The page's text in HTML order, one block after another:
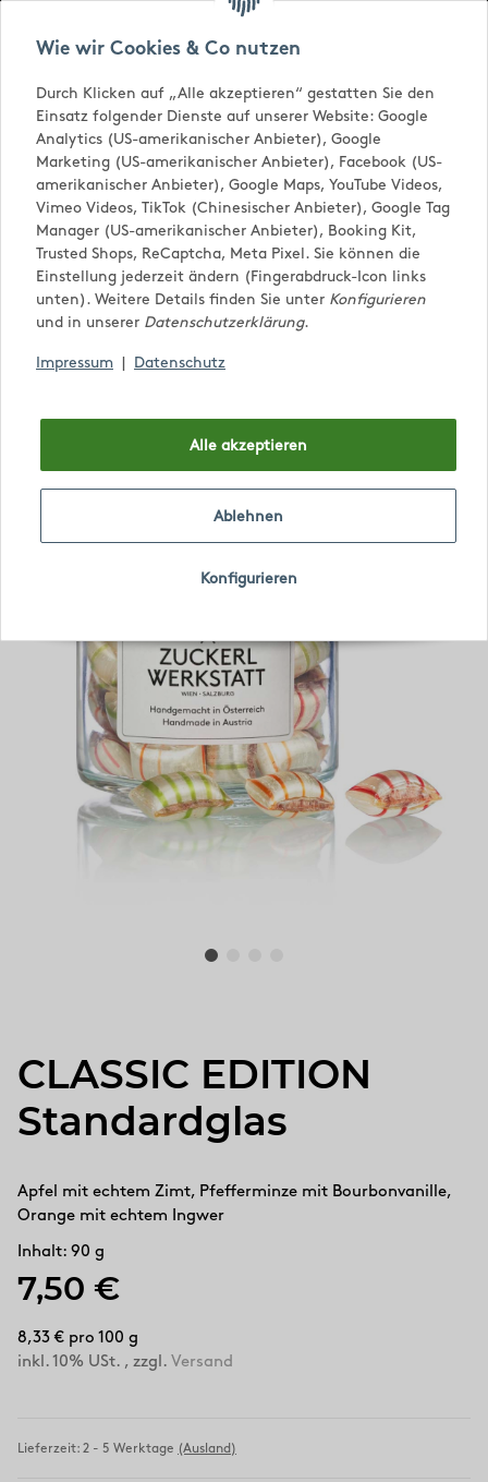
Versandkostenfrei ab € 65,-
0,00 €
CLASSIC EDITION
Standardglas
Apfel mit echtem Zimt, Pfefferminze mit Bourbonvanille,
Orange mit echtem Ingwer
Inhalt: 90 g
7,50 €
8,33 € pro 100 g
inkl. 10% USt. , zzgl. Versand
Lieferzeit: 2 - 5 Werktage (Ausland)
Wie wir Cookies & Co nutzen
Durch Klicken auf „Alle akzeptieren“ gestatten Sie den
Einsatz folgender Dienste auf unserer Website: Google
Analytics (US-amerikanischer Anbieter), Google
Marketing (US-amerikanischer Anbieter), Facebook (US-
amerikanischer Anbieter), Google Maps, YouTube Videos,
Vimeo Videos, TikTok (Chinesischer Anbieter), Google Tag
Manager (US-amerikanischer Anbieter), Booking Kit,
Trusted Shops, ReCaptcha, Meta Pixel. Sie können die
Einstellung jederzeit ändern (Fingerabdruck-Icon links
unten). Weitere Details finden Sie unter Konfigurieren
und in unserer Datenschutzerklärung.
Impressum Datenschutz
Alle akzeptieren
Konfigurieren
Ablehnen